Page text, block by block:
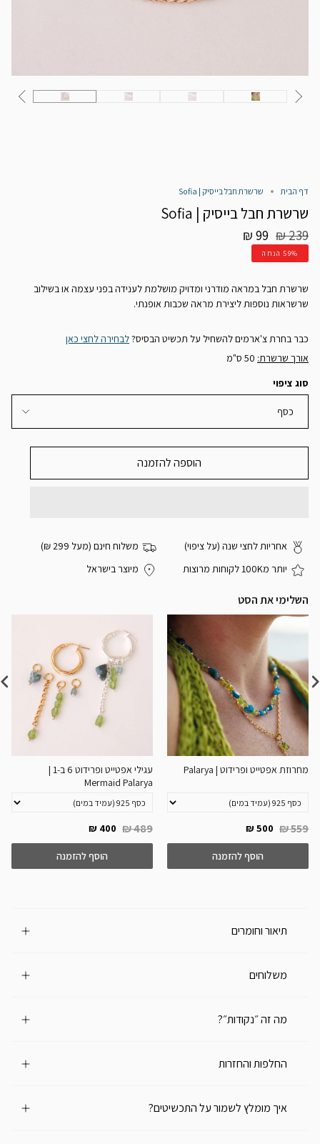
דף הבית שרשרת חבל בייסיק | Sofia
שרשרת חבל בייסיק | Sofia
99 ₪מחיר
רגיל
239 ₪
59%הנחה
שרשרת חבל במראה מודרני ומדויק מושלמת לענידה בפני עצמה או בשילוב
שרשראות נוספות ליצירת מראה שכבות אופנתי.
כבר בחרת צ'ארמים להשחיל על תכשיט הבסיס?לבחירה לחצי כאן
אורך שרשרת:
סוג ציפוי
כסף
הוספה להזמנה
אחריות לחצי שנה (על ציפוי)
משלוח חינם (מעל 299 ₪)
יותר מ100K לקוחות מרוצות
מיוצר בישראל
השלימי את הסט
מחרוזת אפטייט ופרידוט | Palarya
500 ₪ 559 ₪
הוסף להזמנה
עגילי אפטייט ופרידוט 6 ב-1 |
Mermaid Palarya
400 ₪ 489 ₪
הוסף להזמנה
תיאור וחומרים
משלוחים
מה זה ״נקודות״?
החלפות והחזרות
איך מומלץ לשמור על התכשיטים?